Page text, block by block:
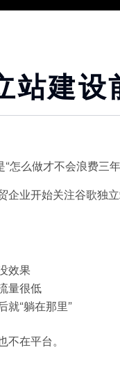
站建设
“怎么做才不会浪费三
企业开始关注谷歌独立
效果
量很低
就“躺在那里”
不在平台。